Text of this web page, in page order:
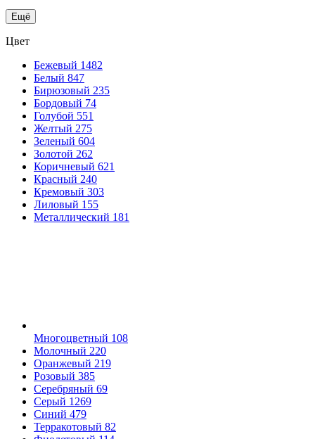
Ещё
Цвет
Бежевый 1482
Белый 847
Бирюзовый 235
Бордовый 74
Голубой 551
Желтый 275
Зеленый 604
Золотой 262
Коричневый 621
Красный 240
Кремовый 303
Лиловый 155
Металлический 181
Многоцветный 108
Молочный 220
Оранжевый 219
Розовый 385
Серебряный 69
Серый 1269
Синий 479
Терракотовый 82